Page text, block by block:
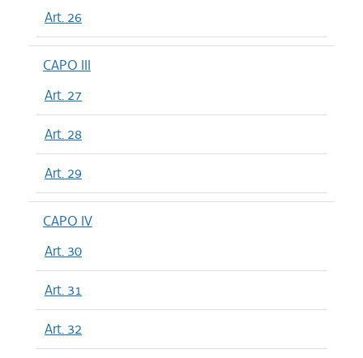
Art. 26
CAPO III
Art. 27
Art. 28
Art. 29
CAPO IV
Art. 30
Art. 31
Art. 32